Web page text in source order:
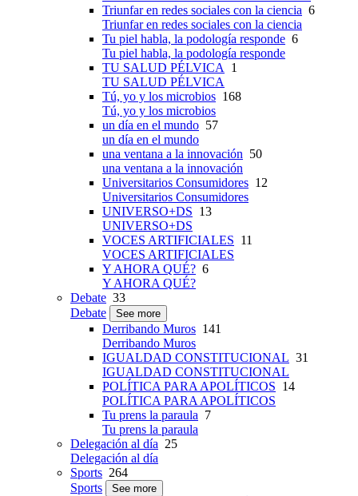
Triunfar en redes sociales con la ciencia 6
Triunfar en redes sociales con la ciencia
Tu piel habla, la podología responde 6
Tu piel habla, la podología responde
TU SALUD PÉLVICA
1
TU SALUD PÉLVICA
Tú, yo y los microbios 168
Tú, yo y los microbios
un día en el mundo 57
un día en el mundo
una ventana a la innovación 50
una ventana a la innovación
Universitarios Consumidores 12
Universitarios Consumidores
UNIVERSO+DS 13
UNIVERSO+DS
VOCES ARTIFICIALES 11
VOCES ARTIFICIALES
Y AHORA QUÉ? 6
Y AHORA QUÉ?
Debate 33
Debate
See more
Derribando Muros 141
Derribando Muros
IGUALDAD CONSTITUCIONAL 31
IGUALDAD CONSTITUCIONAL
POLÍTICA PARA APOLÍTICOS 14
POLÍTICA PARA APOLÍTICOS
Tu prens la paraula 7
Tu prens la paraula
Delegación al día 25
Delegación al día
Sports 264
Sports
See more